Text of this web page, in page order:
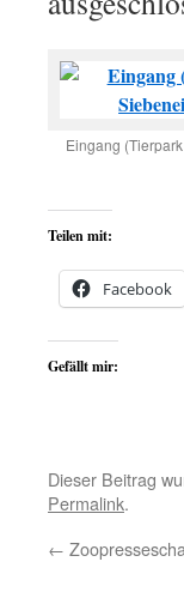
Eingang
Teilen mit:
Facebook
Gefällt mir:
Dieser Beitrag
Permalink.
←